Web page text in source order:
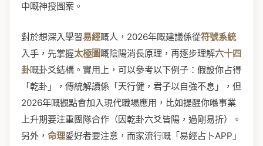
中嘅神授圖案。
對於想深入學習易經嘅人，2026年嘅建議係從符號系統
入手，先掌握太極圖嘅陰陽消長原理，再逐步理解六十四
卦嘅卦爻結構。實用上，可以參考以下例子：假設你占得
「乾卦」，傳統解讀係「天行健，君子以自強不息」，但
2026年嘅觀點會加入現代職場應用，比如提醒你喺事業
上升期要注重團隊合作（因乾卦六爻皆陽，過剛易折）。
另外， 命理愛好者要注意，而家流行嘅「易經占卜APP」